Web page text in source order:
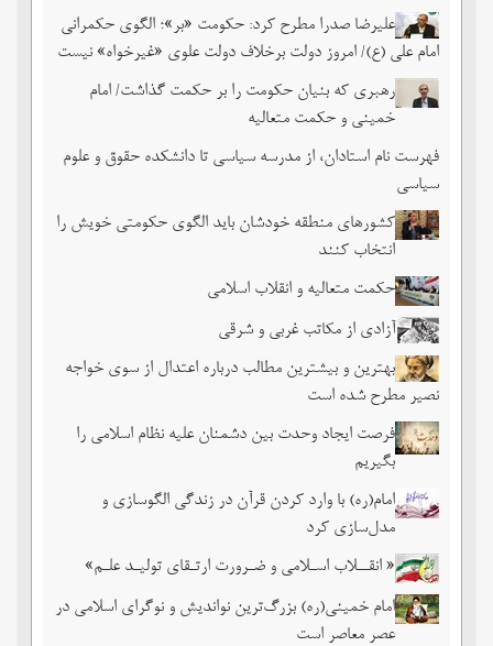
علیرضا صدرا مطرح کرد: حکومت «بر»؛ الگوی حکمرانی
امام علی (ع)/ امروز دولت برخلاف دولت علوی «غیرخواه» نیست
رهبری که بنیان حکومت را بر حکمت گذاشت/ امام
خمینی و حکمت متعالیه
فهرست نام استادان، از مدرسه سیاسی تا دانشکده حقوق و علوم
سیاسی
کشورهای منطقه خودشان باید الگوی حکومتی خویش را
انتخاب کنند
حکمت متعالیه و انقلاب اسلامی
آزادی از مکاتب غربی و شرقی
بهترین و بیشترین مطالب درباره اعتدال از سوی خواجه
نصیر مطرح شده است
فرصت ایجاد وحدت بین دشمنان علیه نظام اسلامی را
بگیریم
امام(ره) با وارد کردن قرآن در زندگی الگوسازی و
مدل‌سازی کرد
« انقــلاب اسـلامی و ضـرورت ارتـقای تولیـد علـم»
امام خمینی(ره) بزرگ‌ترین نواندیش و نوگرای اسلامی در
عصر معاصر است